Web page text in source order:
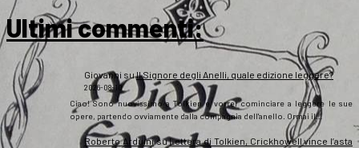
Ultimi commenti:
Giovanni suIl Signore degli Anelli, quale edizione leggere?
2026-08-10
Ciao! Sono nuovissimo a Tolkien e vorrei cominciare a leggere le sue
opere, partendo ovviamente dalla compagnia dell'anello. Ormai il…
Roberto ArduinisuLettera di Tolkien, Crickhowell vince l’asta